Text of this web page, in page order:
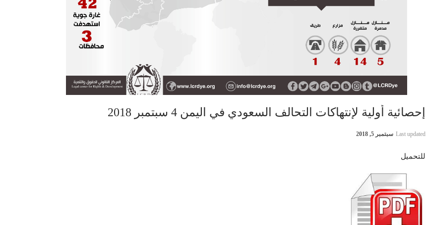
إحصائية أولية لإنتهاكات التحالف السعودي في اليمن 4 سبتمبر 2018
Last updated سبتمبر 5, 2018
للتحميل